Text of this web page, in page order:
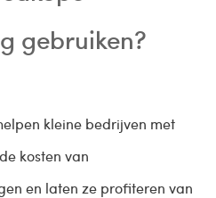
gebruiken?
kleine bedrijven met
kosten van
en laten ze profiteren van